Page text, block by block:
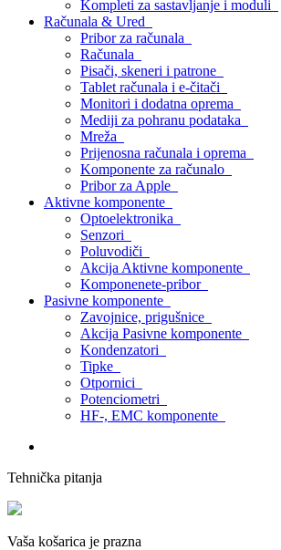
Kompleti za sastavljanje i moduli
Računala & Ured
Pribor za računala
Računala
Pisači, skeneri i patrone
Tablet računala i e-čitači
Monitori i dodatna oprema
Mediji za pohranu podataka
Mreža
Prijenosna računala i oprema
Komponente za računalo
Pribor za Apple
Aktivne komponente
Optoelektronika
Senzori
Poluvodiči
Akcija Aktivne komponente
Komponenete-pribor
Pasivne komponente
Zavojnice, prigušnice
Akcija Pasivne komponente
Kondenzatori
Tipke
Otpornici
Potenciometri
HF-, EMC komponente
Tehnička pitanja
Vaša košarica je prazna